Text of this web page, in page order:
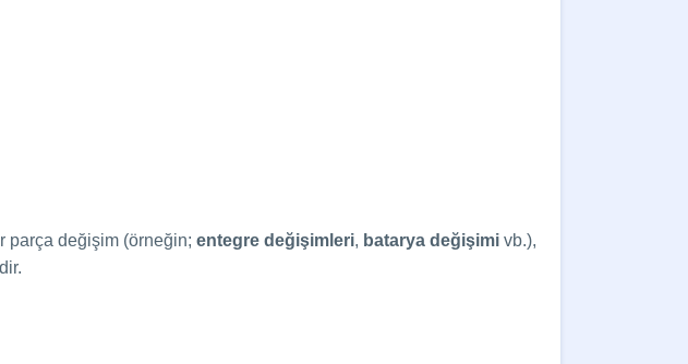
parça değişim (örneğin; entegre değişimleri, batarya değişimi vb.),